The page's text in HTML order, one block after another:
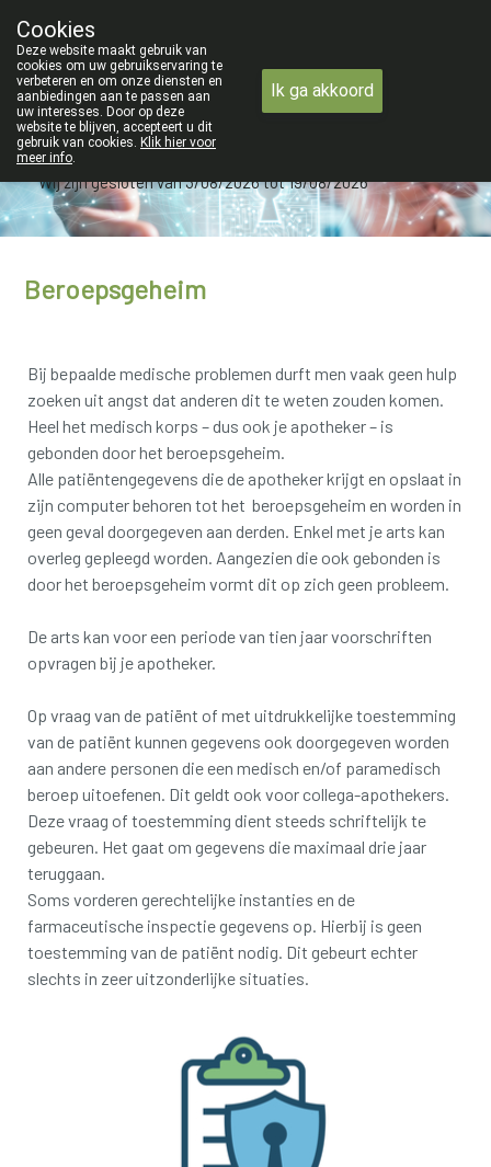
09 228 32 36
Wij zijn gesloten van 3/08/2026 tot 19/08/2026
Beroepsgeheim
Bij bepaalde medische problemen durft men vaak geen hulp
zoeken uit angst dat anderen dit te weten zouden komen.
Heel het medisch korps – dus ook je apotheker – is
gebonden door het beroepsgeheim.
Alle patiëntengegevens die de apotheker krijgt en opslaat in
zijn computer behoren tot het beroepsgeheim en worden in
geen geval doorgegeven aan derden. Enkel met je arts kan
overleg gepleegd worden. Aangezien die ook gebonden is
door het beroepsgeheim vormt dit op zich geen probleem.
De arts kan voor een periode van tien jaar voorschriften
opvragen bij je apotheker.
Op vraag van de patiënt of met uitdrukkelijke toestemming
van de patiënt kunnen gegevens ook doorgegeven worden
aan andere personen die een medisch en/of paramedisch
beroep uitoefenen. Dit geldt ook voor collega-apothekers.
Deze vraag of toestemming dient steeds schriftelijk te
gebeuren. Het gaat om gegevens die maximaal drie jaar
teruggaan.
Soms vorderen gerechtelijke instanties en de
farmaceutische inspectie gegevens op. Hierbij is geen
toestemming van de patiënt nodig. Dit gebeurt echter
slechts in zeer uitzonderlijke situaties.
Cookies
Deze website maakt gebruik van
cookies om uw gebruikservaring te
verbeteren en om onze diensten en
aanbiedingen aan te passen aan
uw interesses. Door op deze
website te blijven, accepteert u dit
gebruik van cookies. Klik hier voor
meer info.
Ik ga akkoord